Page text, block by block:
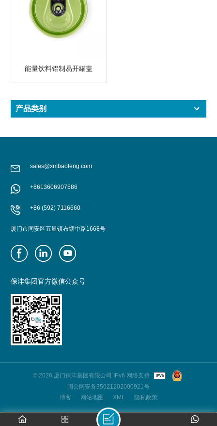
能量饮料铝制易开罐盖
产品类别
sales@xmbaofeng.com
+8613606907586
+86 (592) 7116660
厦门市同安区五显镇布塘中路1668号
保沣集团官方微信公众号
© 2026 厦门保沣集团有限公司 IPv6 网络支持
闽公网安备35021202000921号
博客
网站地图 XML 隐私政策